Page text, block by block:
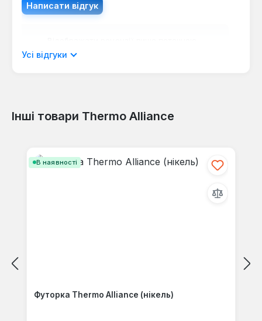
Написати відгук
мовою.
Відгуків не знайдено. Поділіться
Усі відгуки
Інші товари Thermo Alliance
В наявності
Футорка Thermo Alliance (нікель)